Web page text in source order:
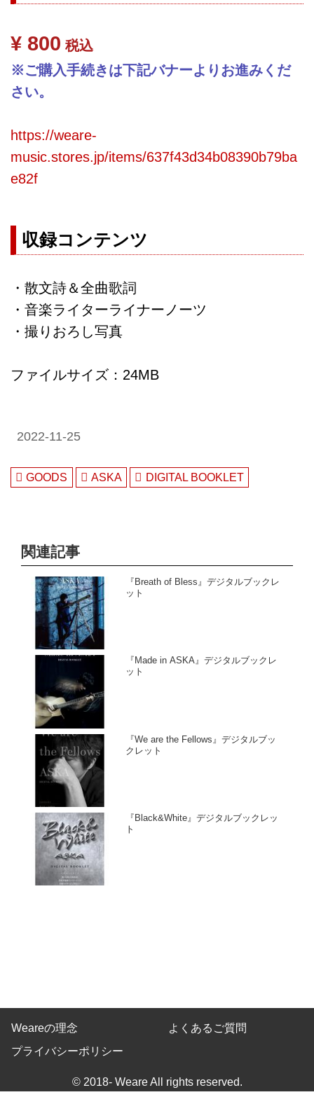
¥ 800 税込
※ご購入手続きは下記バナーよりお進みくだ
さい。
https://weare-
music.stores.jp/items/637f43d34b08390b79ba
e82f
収録コンテンツ
・散文詩＆全曲歌詞
・音楽ライターライナーノーツ
・撮りおろし写真
ファイルサイズ：24MB
2022-11-25
GOODS ASKA DIGITAL BOOKLET
関連記事
『Breath of Bless』デジタルブックレ
ット
『Made in ASKA』デジタルブックレ
ット
『We are the Fellows』デジタルブッ
クレット
『Black&White』デジタルブックレッ
ト
Weareの理念
よくあるご質問
プライバシーポリシー
© 2018- Weare All rights reserved.